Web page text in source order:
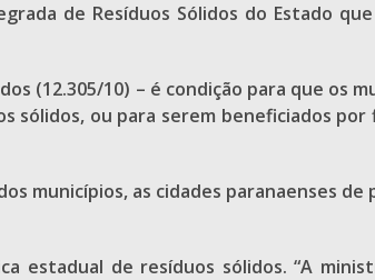
de Resíduos Sólidos do Estado
(12.305/10) – é condição para que os
sólidos, ou para serem beneficiados
municípios, as cidades paranaenses
estadual de resíduos sólidos. “A